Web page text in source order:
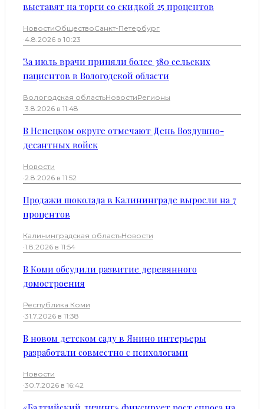
выставят на торги со скидкой 25 процентов
НовостиОбществоСанкт-Петербург
·4.8.2026 в 10:23
За июль врачи приняли более 380 сельских
пациентов в Вологодской области
Вологодская областьНовостиРегионы
·3.8.2026 в 11:48
В Ненецком округе отмечают День Воздушно-
десантных войск
Новости
·2.8.2026 в 11:52
Продажи шоколада в Калининграде выросли на 7
процентов
Калининградская областьНовости
·1.8.2026 в 11:54
В Коми обсудили развитие деревянного
домостроения
Республика Коми
·31.7.2026 в 11:38
В новом детском саду в Янино интерьеры
разработали совместно с психологами
Новости
·30.7.2026 в 16:42